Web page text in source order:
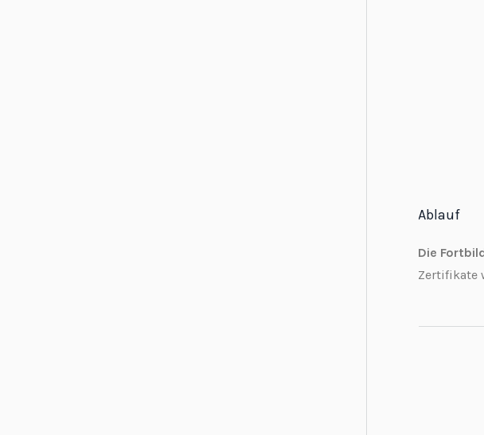
Ablauf
Die
Zertifikate